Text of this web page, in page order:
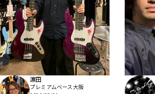
濵田
プレミアムベース大阪